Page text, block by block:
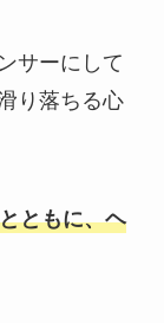
サーにして
り落ちる心
ともに、ヘ